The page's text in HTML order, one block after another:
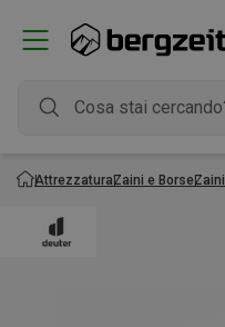
AttrezzaturaZaini e BorseZaini